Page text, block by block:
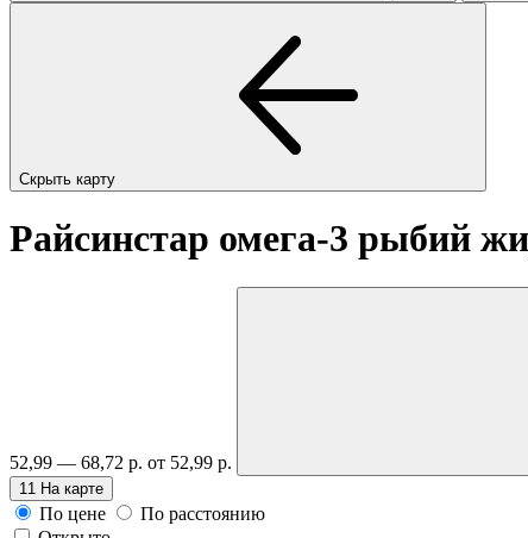
Скрыть карту
Райсинстар омега-3 рыбий
52,99 — 68,72 р. от 52,99 р.
11 На карте
По цене
По расстоянию